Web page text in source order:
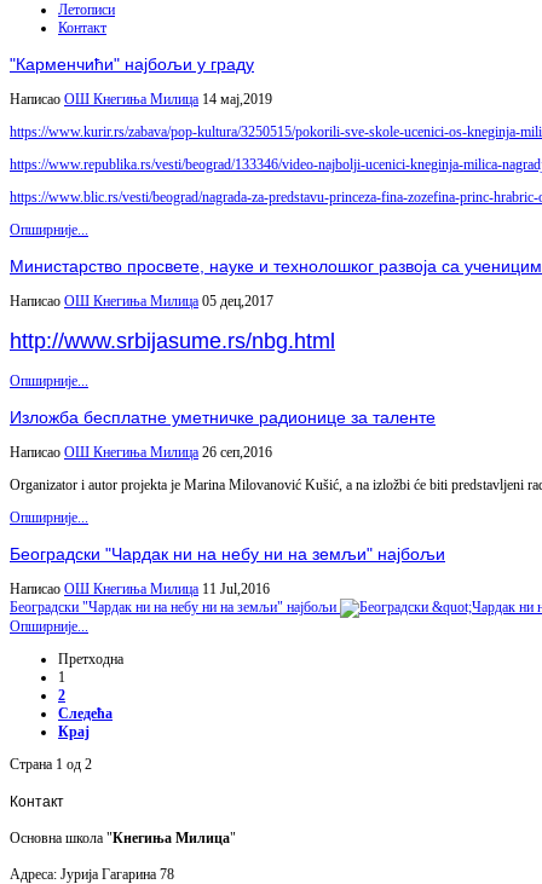
Летописи
Контакт
"Карменчићи" најбољи у граду
Написао ОШ Кнегиња Милица 14 мај,2019
https://www.kurir.rs/zabava/pop-kultura/3250515/pokorili-sve-skole-ucenici-os-kneginja-
https://www.republika.rs/vesti/beograd/133346/video-najbolji-ucenici-kneginja-milica-
https://www.blic.rs/vesti/beograd/nagrada-za-predstavu-princeza-fina-zozefina-princ-
Опширније...
Министарство просвете, науке и технолошког развоја са
Написао ОШ Кнегиња Милица 05 дец,2017
http://www.srbijasume.rs/nbg.html
Опширније...
Изложба бесплатне уметничке радионице за таленте
Написао ОШ Кнегиња Милица 26 сеп,2016
Organizator i autor projekta je Marina Milovanović Kušić, a na izložbi će biti predstavljeni
Опширније...
Београдски "Чардак ни на небу ни на земљи" најбољи
Написао ОШ Кнегиња Милица 11 Jul,2016
Београдски "Чардак ни на небу ни на земљи" најбољи
Опширније...
Претходна
1
2
Следећа
Крај
Страна 1 од 2
Контакт
Основна школа "Кнегиња Милица"
Адреса: Јурија Гагарина 78